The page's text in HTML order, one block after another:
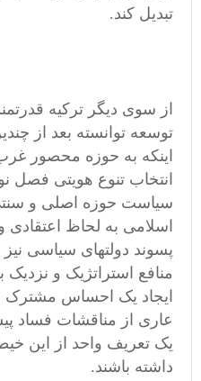
تبدیل کند.
از سوی دیگر ترکیه
توسعه توانسته بعد از
اینکه به حوزه محصور
انتخاب تنوع هویتی فصل
سیاست حوزه اصلی و
اسلامی به لحاظ
پسوند دولتهای سیاسی نیز
منافع استراتژیک و
ایجاد یک احساس مشترک
عاری از مناقشات فساد
یک تعریف واحد از این
داشته باشند.